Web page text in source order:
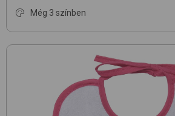
Még 3 színben